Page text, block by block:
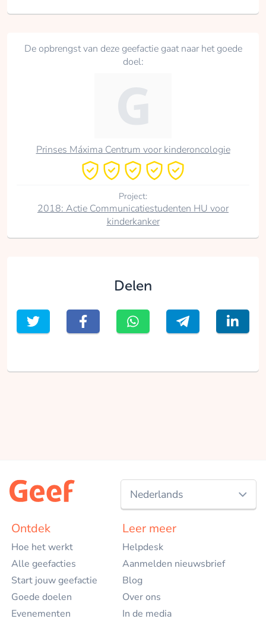
De opbrengst van deze geefactie gaat naar het goede
doel:
Prinses Máxima Centrum voor kinderoncologie
Project:
2018: Actie Communicatiestudenten HU voor
kinderkanker
Delen
Nederlands
English
Ontdek
Hoe het werkt
Alle geefacties
Start jouw geefactie
Goede doelen
Evenementen
Leer meer
Helpdesk
Aanmelden nieuwsbrief
Blog
Over ons
In de media